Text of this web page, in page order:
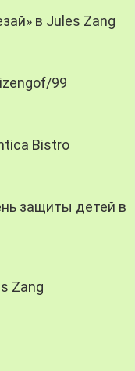
в Jules Zang
99
Bistro
защиты детей в
Zang